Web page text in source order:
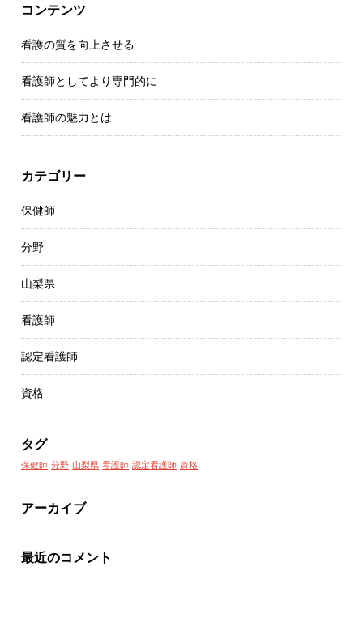
コンテンツ
看護の質を向上させる
看護師としてより専門的に
看護師の魅力とは
カテゴリー
保健師
分野
山梨県
看護師
認定看護師
資格
タグ
保健師 分野 山梨県 看護師 認定看護師 資格
アーカイブ
最近のコメント